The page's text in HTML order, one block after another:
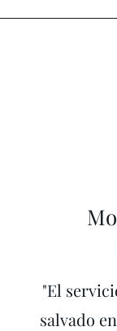
"El
salvado